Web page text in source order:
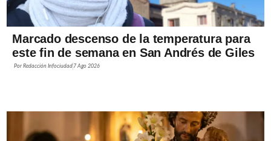
Marcado descenso de la temperatura para
este fin de semana en San Andrés de Giles
PorRedacción Infociudad 7 Ago 2026